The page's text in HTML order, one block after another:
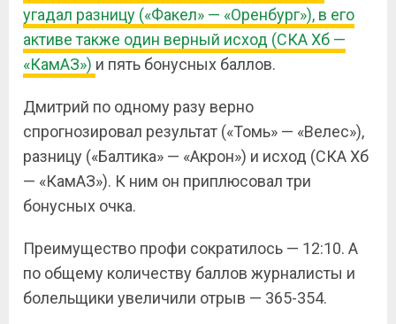
угадал разницу («Факел» — «Оренбург»), в его
активе также один верный исход (СКА Хб —
«КамАЗ») и пять бонусных баллов.
Дмитрий по одному разу верно
спрогнозировал результат («Томь» — «Велес»),
разницу («Балтика» — «Акрон») и исход (СКА Хб
— «КамАЗ»). К ним он приплюсовал три
бонусных очка.
Преимущество профи сократилось — 12:10. А
по общему количеству баллов журналисты и
болельщики увеличили отрыв — 365-354.